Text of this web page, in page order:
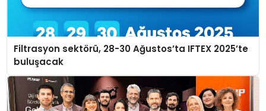
Filtrasyon sektörü, 28-30 Ağustos’ta IFTEX 2025’te
buluşacak